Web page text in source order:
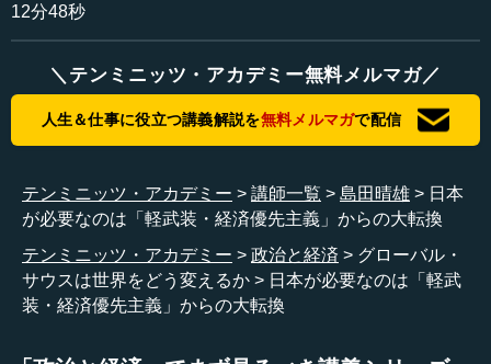
およそ310万人もの民間人と軍人が死んでいる。徹底的に破
壊されたという歴史があります。
ところが、その後アメリカが日本を助けるというか、終
戦直後のアメリカの国際戦略は、危険な日本から世界をど
う守るかということだったそうです。ですから、日本弱体
きたという判断で（戦略を）がらっと変えるのです。
が意味があるというので、徹底的に日本を助けるのです。
それが、前に申し上げたようにアメリカの富を使って、金
本位制だ、固定為替だ、ものすごい援助だ、日本が作った
12分48秒
＼テンミニッツ・アカデミー無料メルマガ／
人生＆仕事に役立つ講義解説を無料メルマガで配信
テンミニッツ・アカデミー 講師一覧 島田晴雄
日本
が必要なのは「軽武装・経済優先主義」からの大転換
テンミニッツ・アカデミー
政治と経済
グローバル・
サウスは世界をどう変えるか
日本が必要なのは「軽武
装・経済優先主義」からの大転換